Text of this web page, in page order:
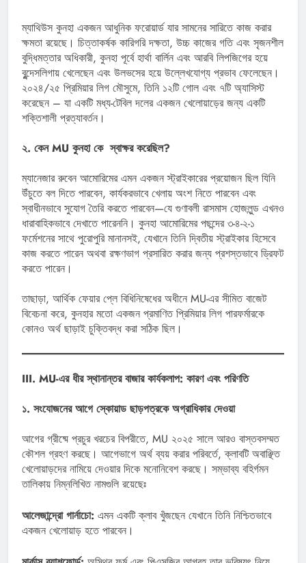
ম্যাথিউস কুনহা একজন আধুনিক ফরোয়ার্ড যার সামনের সারিতে কাজ করার
ক্ষমতা রয়েছে। চিত্তাকর্ষক কারিগরি দক্ষতা, উচ্চ কাজের গতি এবং সৃজনশীল
বুদ্ধিমত্তার অধিকারী, কুনহা পূর্বে হার্থা বার্লিন এবং আরবি লিপজিগের হয়ে
বুন্দেসলিগায় খেলেছেন এবং উলভসের হয়ে উল্লেখযোগ্য প্রভাব ফেলেছেন।
২০২৪/২৫ প্রিমিয়ার লিগ মৌসুমে, তিনি ১২টি গোল এবং ৭টি অ্যাসিস্ট
করেছেন – যা একটি মধ্য-টেবিল দলের একজন খেলোয়াড়ের জন্য একটি
শক্তিশালী প্রত্যাবর্তন।
২. কেন MU কুনহা কে স্বাক্ষর করেছিল?
ম্যানেজার রুবেন আমোরিমের এমন একজন স্ট্রাইকারের প্রয়োজন ছিল যিনি
উঁচুতে বল দিতে পারবেন, কার্যকরভাবে খেলায় অংশ নিতে পারবেন এবং
স্বাধীনভাবে সুযোগ তৈরি করতে পারবেন—যে গুণাবলী রাসমাস হোজলুন্ড এখনও
ধারাবাহিকভাবে দেখাতে পারেননি। কুনহা আমোরিমের পছন্দের ৩-৪-২-১
ফর্মেশনের সাথে পুরোপুরি মানানসই, যেখানে তিনি দ্বিতীয় স্ট্রাইকার হিসেবে
কাজ করতে পারেন অথবা রক্ষণভাগ প্রসারিত করার জন্য প্রশস্তভাবে ড্রিফট
করতে পারেন।
তাছাড়া, আর্থিক ফেয়ার প্লে বিধিনিষেধের অধীনে MU-এর সীমিত বাজেট
বিবেচনা করে, কুনহার মতো একজন প্রমাণিত প্রিমিয়ার লিগ পারফর্মারকে
কোনও অর্থ ছাড়াই চুক্তিবদ্ধ করা সঠিক ছিল।
III. MU-এর ধীর স্থানান্তর বাজার কার্যকলাপ: কারণ এবং পরিণতি
১. সংযোজনের আগে স্কোয়াড ছাড়পত্রকে অগ্রাধিকার দেওয়া
আগের গ্রীষ্মে প্রচুর খরচের বিপরীতে, MU ২০২৫ সালে আরও বাস্তবসম্মত
কৌশল গ্রহণ করছে। আগেভাগে অর্থ ব্যয় করার পরিবর্তে, ক্লাবটি অবাঞ্ছিত
খেলোয়াড়দের নামিয়ে দেওয়ার দিকে মনোনিবেশ করছে। সম্ভাব্য বহির্গমন
তালিকায় নিম্নলিখিত নামগুলি রয়েছেঃ
আলেজান্দ্রো গার্নাচো: এমন একটি ক্লাব খুঁজছেন যেখানে তিনি নিশ্চিতভাবে
একজন খেলোয়াড় হতে পারবেন।